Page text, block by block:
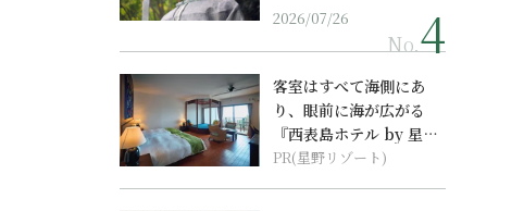
2026/07/26
No.
客室はすべて海側にあ
り、眼前に海が広がる
『西表島ホテル by 星野
リゾート』
PR(星野リゾート)